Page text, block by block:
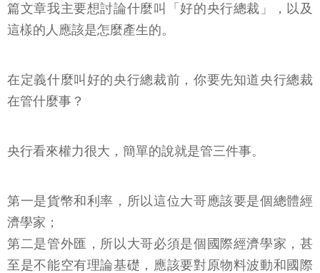
篇文章我主要想討論什麼叫「好的央行總裁」，以及
這樣的人應該是怎麼產生的。
在定義什麼叫好的央行總裁前，你要先知道央行總裁
在管什麼事？
央行看來權力很大，簡單的說就是管三件事。
第一是貨幣和利率，所以這位大哥應該要是個總體經
濟學家；
第二是管外匯，所以大哥必須是個國際經濟學家，甚
至是不能空有理論基礎，應該要對原物料波動和國際